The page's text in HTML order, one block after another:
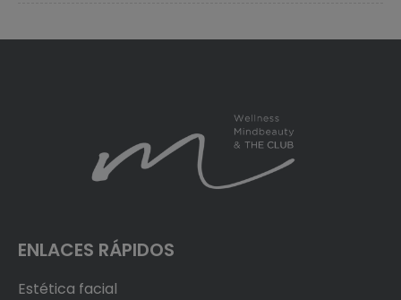
ENLACES RÁPIDOS
Estética facial